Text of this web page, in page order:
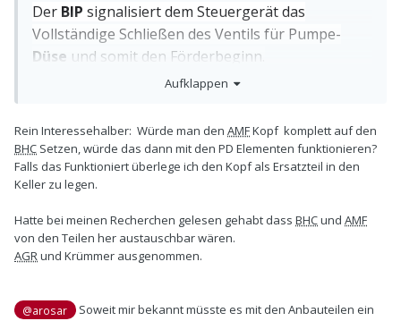
Der BIP signalisiert dem Steuergerät das
Vollständige Schließen des Ventils für Pumpe-
Düse und somit den Förderbeginn.
Aufklappen
Rein Interessehalber: Würde man den AMFKopf komplett auf den
BHC Setzen, würde das dann mit den PD Elementen funktionieren?
Falls das Funktioniert überlege ich den Kopf als Ersatzteil in den
Keller zu legen.
Hatte bei meinen Recherchen gelesen gehabt dass BHCund AMF
von den Teilen her austauschbar wären.
AGRund Krümmer ausgenommen.
@arosar
Soweit mir bekannt müsste es mit den Anbauteilen ein